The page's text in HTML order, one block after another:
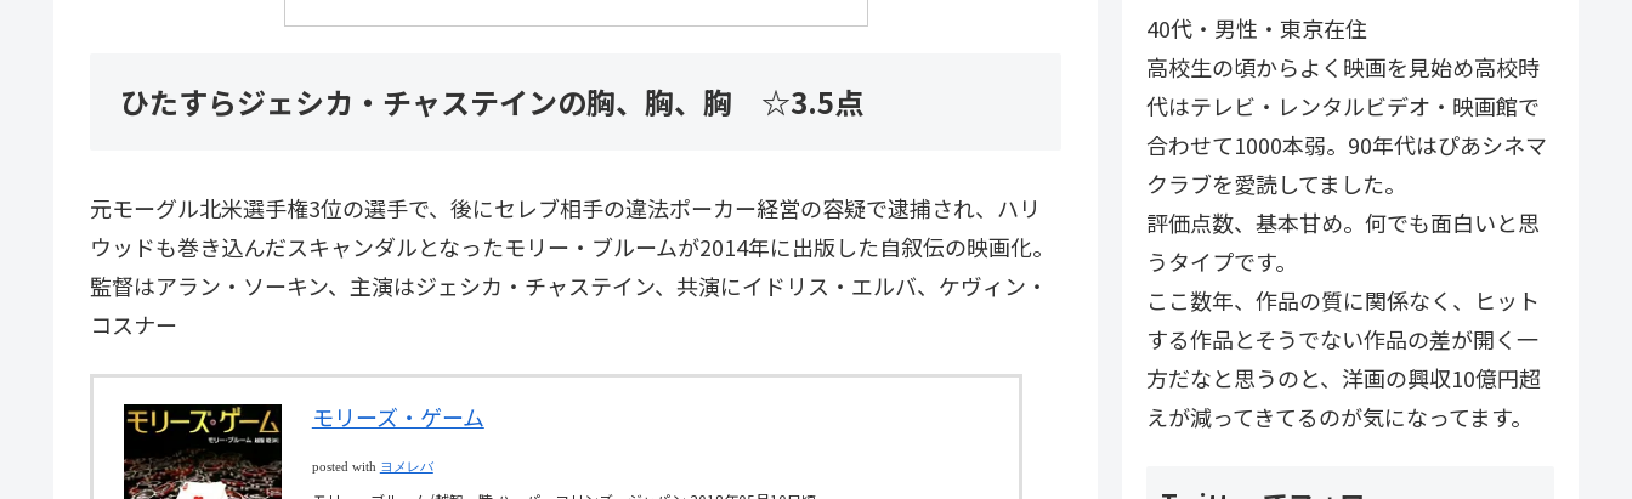
ひたすらジェシカ・チャステインの胸、胸、胸 ☆3.5点
元モーグル北米選手権3位の選手で、後にセレブ相手の違法ポーカー経営の容疑で逮捕され、ハリ
ウッドも巻き込んだスキャンダルとなったモリー・ブルームが2014年に出版した自叙伝の映画化。
監督はアラン・ソーキン、主演はジェシカ・チャステイン、共演にイドリス・エルバ、ケヴィン・
コスナー
モリーズ・ゲーム
posted with ヨメレバ
40代・男性・東京在住
高校生の頃からよく映画を見始め高校時
代はテレビ・レンタルビデオ・映画館で
合わせて1000本弱。90年代はぴあシネマ
クラブを愛読してました。
評価点数、基本甘め。何でも面白いと思
うタイプです。
ここ数年、作品の質に関係なく、ヒット
する作品とそうでない作品の差が開く一
方だなと思うのと、洋画の興収10億円超
えが減ってきてるのが気になってます。